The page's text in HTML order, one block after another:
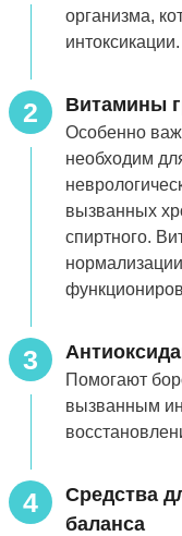
организма,
интоксикации.
2 Витамины
Особенно
необходим
вызванных
спиртного.
3
Помогают
вызванным
4
Средства
баланса